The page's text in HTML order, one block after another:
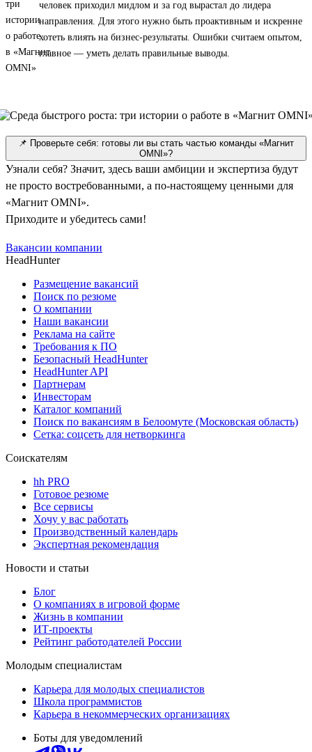
человек приходил мидлом и за год вырастал до лидера
направления. Для этого нужно быть проактивным и искренне
хотеть влиять на бизнес-результаты. Ошибки считаем опытом,
главное — уметь делать правильные выводы.
📌 Проверьте себя: готовы ли вы стать частью команды «Магнит
OMNI»?
Узнали себя? Значит, здесь ваши амбиции и экспертиза будут
не просто востребованными, а по-настоящему ценными для
«Магнит OMNI».
Приходите и убедитесь сами!
Вакансии компании
HeadHunter
Размещение вакансий
Поиск по резюме
О компании
Наши вакансии
Реклама на сайте
Требования к ПО
Безопасный HeadHunter
HeadHunter API
Партнерам
Инвесторам
Каталог компаний
Поиск по вакансиям в Белоомуте (Московская область)
Сетка: соцсеть для нетворкинга
Соискателям
hh PRO
Готовое резюме
Все сервисы
Хочу у вас работать
Производственный календарь
Экспертная рекомендация
Новости и статьи
Блог
О компаниях в игровой форме
Жизнь в компании
ИТ-проекты
Рейтинг работодателей России
Молодым специалистам
Карьера для молодых специалистов
Школа программистов
Карьера в некоммерческих организациях
Боты для уведомлений